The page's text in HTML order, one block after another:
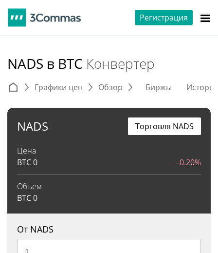
Регистрация
NADS в BTC Конвертер
Графики цен Обзор Биржы
NADS
Цена
BTC0 -0.20%
Объем
BTC0
Торговля NADS
От NADS